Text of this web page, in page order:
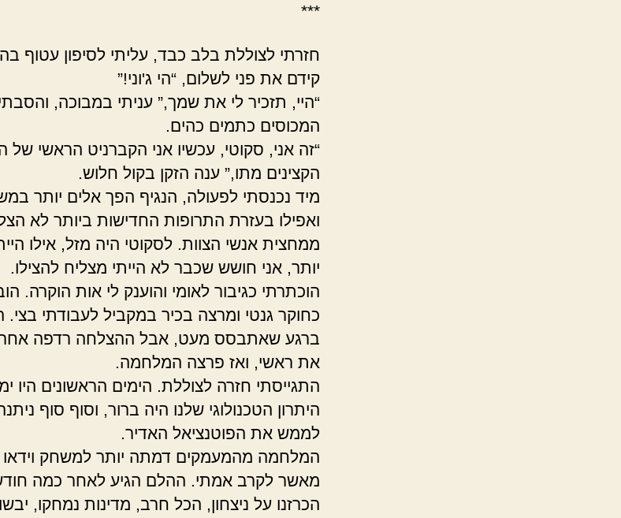
***
חזרתי לצוללת בלב כבד, עליתי לסיפון עטוף
קידם את פני לשלום, “הי ג'וני!”
“היי, תזכיר לי את שמך,” עניתי במבוכה,
המכוסים כתמים כהים.
“זה אני, סקוטי, עכשיו אני הקברניט הראשי
הקצינים מתו,” ענה הזקן בקול חלוש.
מיד נכנסתי לפעולה, הנגיף הפך אלים יותר
ואפילו בעזרת התרופות החדישות ביותר לא
ממחצית אנשי הצוות. לסקוטי היה מזל, אילו
יותר, אני חושש שכבר לא הייתי מצליח להצילו.
הוכתרתי כגיבור לאומי והוענק לי אות הוקרה.
כחוקר גנטי ומרצה בכיר במקביל לעבודתי בצי.
ברגע שאתבסס מעט, אבל ההצלחה רדפה
את ראשי, ואז פרצה המלחמה.
התגייסתי חזרה לצוללת. הימים הראשונים היו
היתרון הטכנולוגי שלנו היה ברור, וסוף סוף
לממש את הפוטנציאל האדיר.
המלחמה מהמעמקים דמתה יותר למשחק
מאשר לקרב אמתי. ההלם הגיע לאחר כמה
הכרזנו על ניצחון, הכל חרב, מדינות נמחקו,